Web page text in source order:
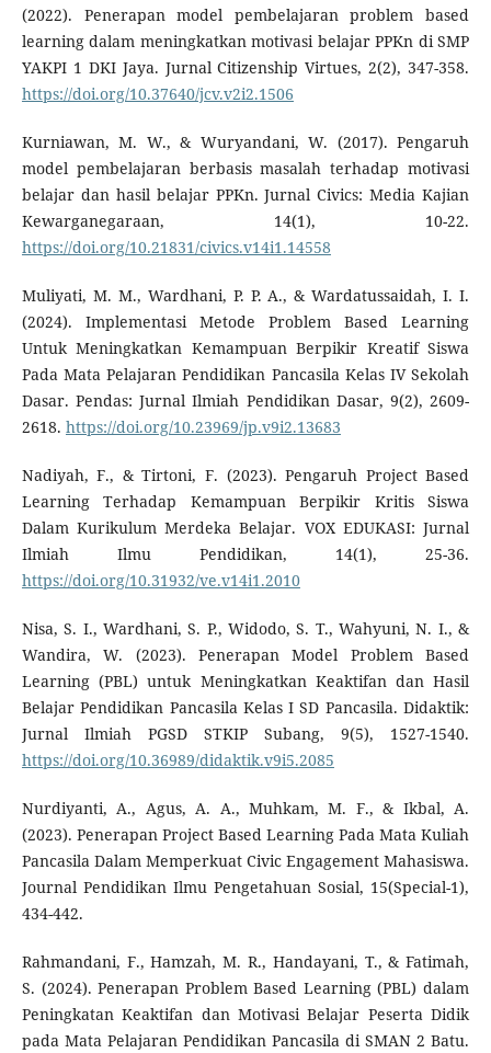
(2022). Penerapan model pembelajaran problem based
learning dalam meningkatkan motivasi belajar PPKn di SMP
YAKPI 1 DKI Jaya. Jurnal Citizenship Virtues, 2(2), 347-358.
https://doi.org/10.37640/jcv.v2i2.1506
Kurniawan, M. W., & Wuryandani, W. (2017). Pengaruh
model pembelajaran berbasis masalah terhadap motivasi
belajar dan hasil belajar PPKn. Jurnal Civics: Media Kajian
Kewarganegaraan, 14(1), 10-22.
https://doi.org/10.21831/civics.v14i1.14558
Muliyati, M. M., Wardhani, P. P. A., & Wardatussaidah, I. I.
(2024). Implementasi Metode Problem Based Learning
Untuk Meningkatkan Kemampuan Berpikir Kreatif Siswa
Pada Mata Pelajaran Pendidikan Pancasila Kelas IV Sekolah
Dasar. Pendas: Jurnal Ilmiah Pendidikan Dasar, 9(2), 2609-
2618. https://doi.org/10.23969/jp.v9i2.13683
Nadiyah, F., & Tirtoni, F. (2023). Pengaruh Project Based
Learning Terhadap Kemampuan Berpikir Kritis Siswa
Dalam Kurikulum Merdeka Belajar. VOX EDUKASI: Jurnal
Ilmiah Ilmu Pendidikan, 14(1), 25-36.
https://doi.org/10.31932/ve.v14i1.2010
Nisa, S. I., Wardhani, S. P., Widodo, S. T., Wahyuni, N. I., &
Wandira, W. (2023). Penerapan Model Problem Based
Learning (PBL) untuk Meningkatkan Keaktifan dan Hasil
Belajar Pendidikan Pancasila Kelas I SD Pancasila. Didaktik:
Jurnal Ilmiah PGSD STKIP Subang, 9(5), 1527-1540.
https://doi.org/10.36989/didaktik.v9i5.2085
Nurdiyanti, A., Agus, A. A., Muhkam, M. F., & Ikbal, A.
(2023). Penerapan Project Based Learning Pada Mata Kuliah
Pancasila Dalam Memperkuat Civic Engagement Mahasiswa.
Journal Pendidikan Ilmu Pengetahuan Sosial, 15(Special-1),
434-442.
Rahmandani, F., Hamzah, M. R., Handayani, T., & Fatimah,
S. (2024). Penerapan Problem Based Learning (PBL) dalam
Peningkatan Keaktifan dan Motivasi Belajar Peserta Didik
pada Mata Pelajaran Pendidikan Pancasila di SMAN 2 Batu.